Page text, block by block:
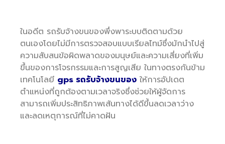
ในอดีต รถรับจ้างขนของพึ่งพาระบบติดตามด้วย
ตนเองโดยไม่มีการตรวจสอบแบบเรียลไทม์ซึ่งมักนำไปสู่
ความสับสนข้อผิดพลาดของมนุษย์และความเสี่ยงที่เพิ่ม
ขึ้นของการโจรกรรมและการสูญเสีย ในทางตรงกันข้าม
เทคโนโลยี gps รถรับจ้างขนของ ให้การอัปเดต
ตำแหน่งที่ถูกต้องตามเวลาจริงซึ่งช่วยให้ผู้จัดการ
สามารถเพิ่มประสิทธิภาพเส้นทางได้ดีขึ้นลดเวลาว่าง
และลดเหตุการณ์ที่ไม่คาดฝัน